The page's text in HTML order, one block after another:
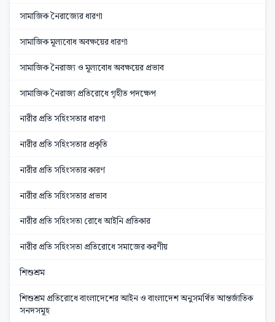
সামাজিক নৈরাজ্যের ধারণা
সামাজিক মূল্যবোধ অবক্ষয়ের ধারণা
সামাজিক নৈরাজ্য ও মূল্যবোধ অবক্ষয়ের প্রভাব
সামাজিক নৈরাজ্য প্রতিরোধে গৃহীত পদক্ষেপ
নারীর প্রতি সহিংসতার ধারণা
নারীর প্রতি সহিংসতার প্রকৃতি
নারীর প্রতি সহিংসতার কারণ
নারীর প্রতি সহিংসতার প্রভাব
নারীর প্রতি সহিংসতা রোধে আইনি প্রতিকার
নারীর প্রতি সহিংসতা প্রতিরোধে সমাজের করণীয়
শিশুশ্রম
শিশুশ্রম প্রতিরোধে বাংলাদেশের আইন ও বাংলাদেশ অনুসমর্থিত আন্তর্জাতিক
সনদসমূহ